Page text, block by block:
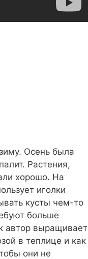
Осень была
Растения,
хорошо. На
иголки
кусты чем-то
больше
автор выращивает
в теплице и как
они не